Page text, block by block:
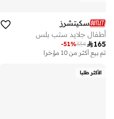
سكيتشرز
أطفال جلايد ستب بلس
165
334
-51%
تم بيع أكثر من 10 مؤخرا
الأكثر طلبا